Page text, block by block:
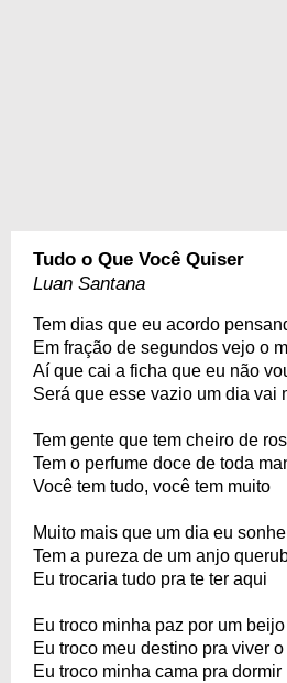
Tudo o Que Você Quiser
Luan Santana
Tem dias que eu acordo
Em fração de segundos vejo o
Aí que cai a ficha que eu não
Será que esse vazio um dia vai
Tem gente que tem cheiro de
Tem o perfume doce de toda
Você tem tudo, você tem muito
Muito mais que um dia eu
Tem a pureza de um anjo
Eu trocaria tudo pra te ter aqui
Eu troco minha paz por um
Eu troco meu destino pra viver o
Eu troco minha cama pra dormir